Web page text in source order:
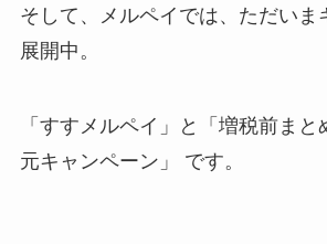
そして、メルペイでは、ただいま
展開中。
「すすメルペイ」と「増税前ま
元キャンペーン」 です。